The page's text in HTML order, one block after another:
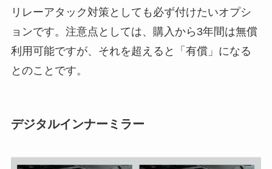
リレーアタック対策としても必ず付けたいオプシ
ョンです。注意点としては、購入から3年間は無償
利用可能ですが、それを超えると「有償」になる
とのことです。
デジタルインナーミラー